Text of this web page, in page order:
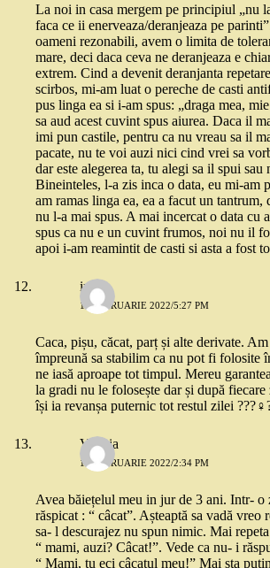
La noi in casa mergem pe principiul „nu
faca ce ii enerveaza/deranjeaza pe
oameni rezonabili, avem o limita de
mare, deci daca ceva ne deranjeaza e
extrem. Cind a devenit deranjanta
scirbos, mi-am luat o pereche de casti
pus linga ea si i-am spus: „draga mea,
sa aud acest cuvint spus aiurea. Daca il
imi pun castile, pentru ca nu vreau sa il
pacate, nu te voi auzi nici cind vrei sa
dar este alegerea ta, tu alegi sa il spui sau
Bineinteles, l-a zis inca o data, eu mi-am
am ramas linga ea, ea a facut un tantrum,
nu l-a mai spus. A mai incercat o data cu
spus ca nu e un cuvint frumos, noi nu il
apoi i-am reamintit de casti si asta a fost
iulix
11 FEBRUARIE 2022/5:27 PM
Caca, pișu, căcat, parț și alte derivate.
împreună sa stabilim ca nu pot fi folosite
ne iasă aproape tot timpul. Mereu
la gradi nu le folosește dar și după
își ia revanșa puternic tot restul zilei
Valeria
12 FEBRUARIE 2022/2:34 PM
Avea băiețelul meu in jur de 3 ani. Intr- o
răspicat : “ câcat”. Așteaptă sa vadă vreo
sa- l descurajez nu spun nimic. Mai
“ mami, auzi? Câcat!”. Vede ca nu- i
“ Mami, tu eci câcatul meu!” Mai sta